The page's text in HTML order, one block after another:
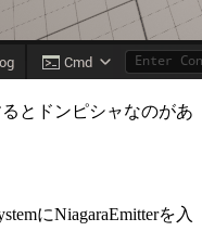
とドンピシャなのがあ
にNiagaraEmitterを入